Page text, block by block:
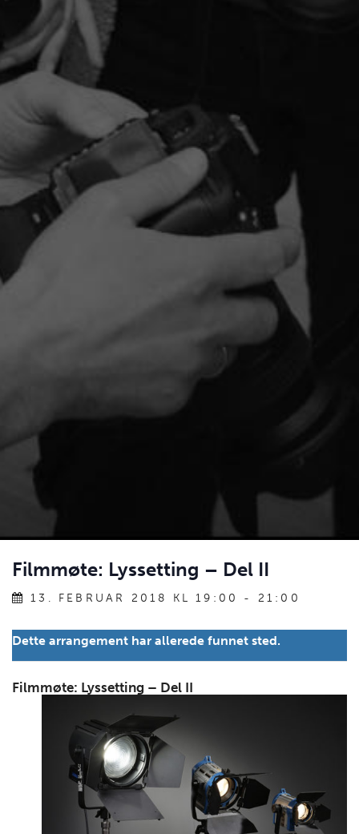
Filmmøte: Lyssetting – Del II
13. FEBRUAR 2018 KL 19:00 - 21:00
Dette arrangement har allerede funnet sted.
Filmmøte: Lyssetting – Del II